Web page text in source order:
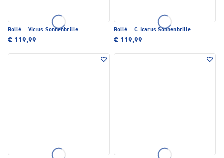
Bollé · Victus Sonnenbrille
€ 119,99
Bollé · C-Icarus Sonnenbrille
€ 119,99